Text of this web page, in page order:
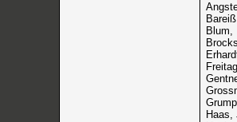
Blum,
Haas,